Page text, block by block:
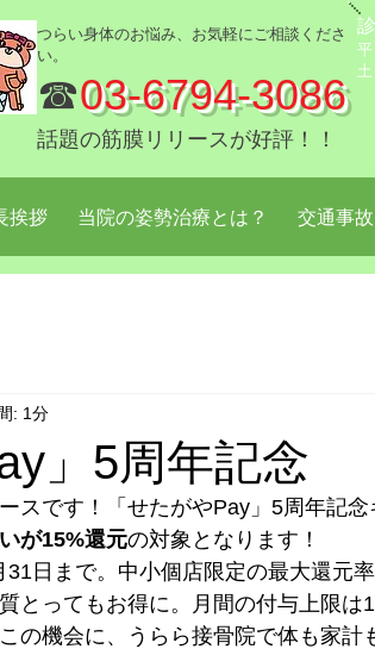
つらい身体のお悩み、お気軽にご相談くださ
い。
☎03-6794-3086
話題の筋膜リリースが好評！！
挨拶 当院の姿勢治療とは？ 交通事故
」5周年記念
: 1分
スです！「せたがやPay」5周年記念
が15%還元の対象となります！
日まで。中小個店限定の最大還元
とってもお得に。月間の付与上限は
の機会に、うらら接骨院で体も家計